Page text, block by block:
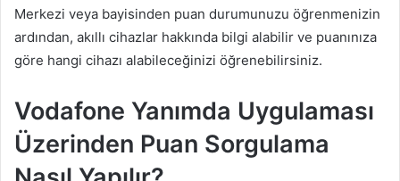
Merkezi veya bayisinden puan durumunuzu öğrenmenizin
ardından, akıllı cihazlar hakkında bilgi alabilir ve puanınıza
göre hangi cihazı alabileceğinizi öğrenebilirsiniz.
Vodafone Yanımda Uygulaması
Üzerinden Puan Sorgulama